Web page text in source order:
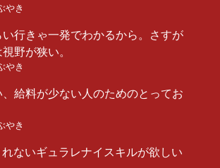
やき
行きゃ一発でわかるから。さすが
野が狭い。
やき
給料が少ない人のためのとってお
やき
ないギュラレナイスキルが欲しい